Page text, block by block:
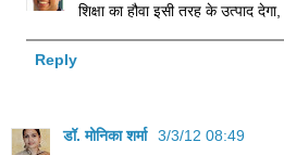
शिक्षा का हौवा इसी तरह के उत्पाद
Reply
डॉ. मोनिका शर्मा 3/3/12 08:49